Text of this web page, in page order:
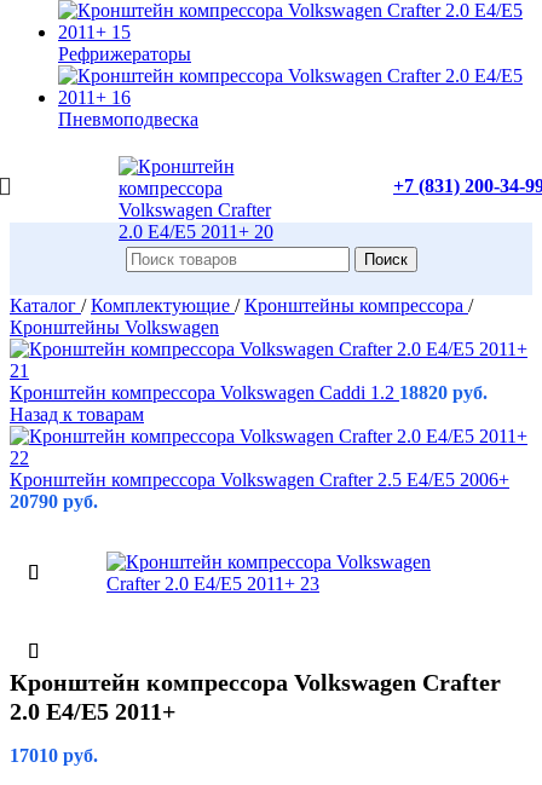
Рефрижераторы
Пневмоподвеска
+7 (831) 200-34-
Поиск
Каталог / Комплектующие / Кронштейны компрессора /
Кронштейны Volkswagen
Кронштейн компрессора Volkswagen Caddi 1.2 18820 руб.
Назад к товарам
Кронштейн компрессора Volkswagen Crafter 2.5 E4/E5 2006+
20790 руб.
Кронштейн компрессора Volkswagen Crafter
2.0 Е4/E5 2011+
17010 руб.